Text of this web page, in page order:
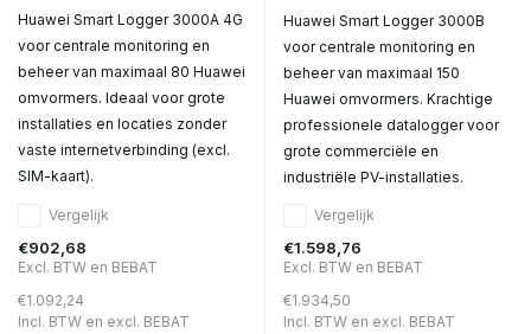
Huawei Smart Logger 3000A 4G
voor centrale monitoring en
beheer van maximaal 80 Huawei
omvormers. Ideaal voor grote
installaties en locaties zonder
vaste internetverbinding (excl.
SIM-kaart).
Vergelijk
€902,68
Excl. BTW en BEBAT
€1.092,24
Incl. BTW en excl. BEBAT
Huawei Smart Logger 3000B
voor centrale monitoring en
beheer van maximaal 150
Huawei omvormers. Krachtige
professionele datalogger voor
grote commerciële en
industriële PV-installaties.
Vergelijk
€1.598,76
Excl. BTW en BEBAT
€1.934,50
Incl. BTW en excl. BEBAT